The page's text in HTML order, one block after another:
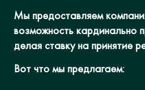
Мы предоставляем
возможность кардинально
делая ставку на принятие
Вот что мы предлагаем: